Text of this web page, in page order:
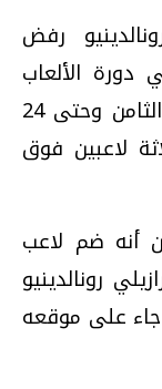
رفض
دورة الألعاب
الأولمبية التي تقام في الفترة من الثامن وحتى 24
لاعبين فوق
أنه ضم لاعب
رونالدينيو
ما جاء على موقعه